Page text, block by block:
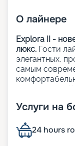
О лайнере
Explora II -
люкс. Гости
элегантных,
самым
резиденциях.
приватными
На
Услуги на
24 hours